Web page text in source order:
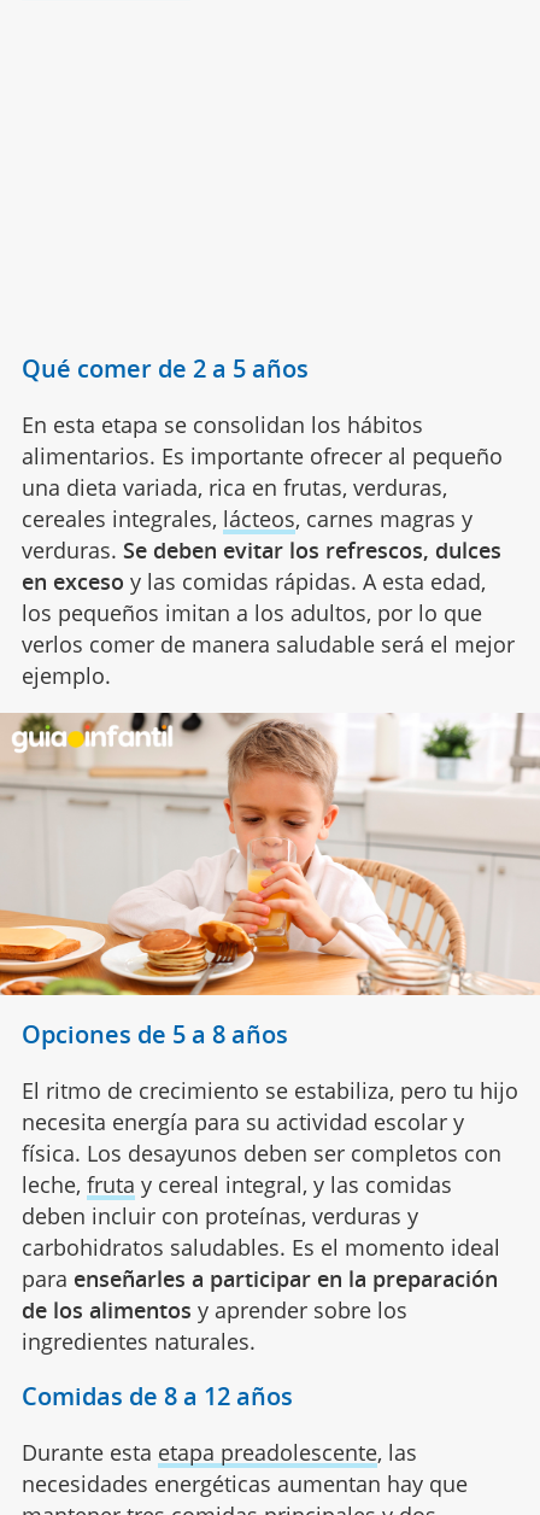
Qué comer de 2 a 5 años
En esta etapa se consolidan los hábitos
alimentarios. Es importante ofrecer al pequeño
una dieta variada, rica en frutas, verduras,
cereales integrales, lácteos, carnes magras y
verduras. Se deben evitar los refrescos, dulces
en exceso y las comidas rápidas. A esta edad,
los pequeños imitan a los adultos, por lo que
verlos comer de manera saludable será el mejor
ejemplo.
Opciones de 5 a 8 años
El ritmo de crecimiento se estabiliza, pero tu hijo
necesita energía para su actividad escolar y
física. Los desayunos deben ser completos con
leche, fruta y cereal integral, y las comidas
deben incluir con proteínas, verduras y
carbohidratos saludables. Es el momento ideal
para enseñarles a participar en la preparación
de los alimentos y aprender sobre los
ingredientes naturales.
Comidas de 8 a 12 años
Durante esta etapa preadolescente, las
necesidades energéticas aumentan hay que